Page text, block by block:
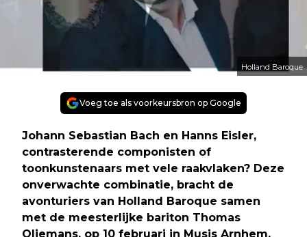
Holland Baroque
Voeg toe als voorkeursbron op Google
Johann Sebastian Bach en Hanns Eisler,
contrasterende componisten of
toonkunstenaars met vele raakvlaken? Deze
onverwachte combinatie, bracht de
avonturiers van Holland Baroque samen
met de meesterlijke bariton Thomas
Oliemans, op 10 februari in Musis Arnhem.